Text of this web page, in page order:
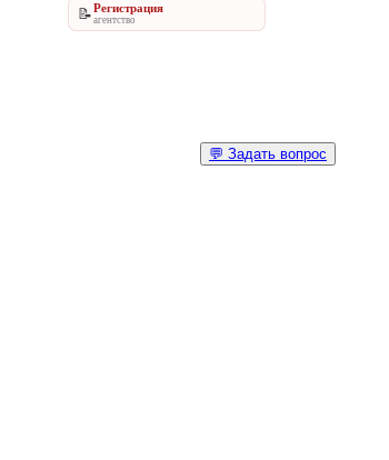
📝Регистрация
агентство
💬 Задать вопрос